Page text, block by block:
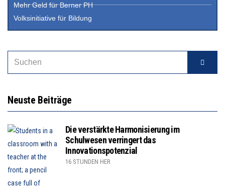
Mehr Geld für Berner PH
Volksinitiative für Bildung
Neuste Beiträge
Die verstärkte Harmonisierung im
Schulwesen verringert das
Innovationspotenzial
16 STUNDEN HER